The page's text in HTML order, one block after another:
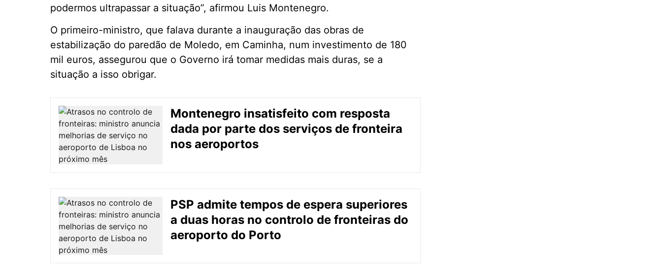
podermos ultrapassar a situação”, afirmou Luis Montenegro.
O primeiro-ministro, que falava durante a inauguração das obras de
estabilização do paredão de Moledo, em Caminha, num investimento de 180
mil euros, assegurou que o Governo irá tomar medidas mais duras, se a
situação a isso obrigar.
Montenegro insatisfeito com resposta
dada por parte dos serviços de fronteira
nos aeroportos
PSP admite tempos de espera superiores
a duas horas no controlo de fronteiras do
aeroporto do Porto